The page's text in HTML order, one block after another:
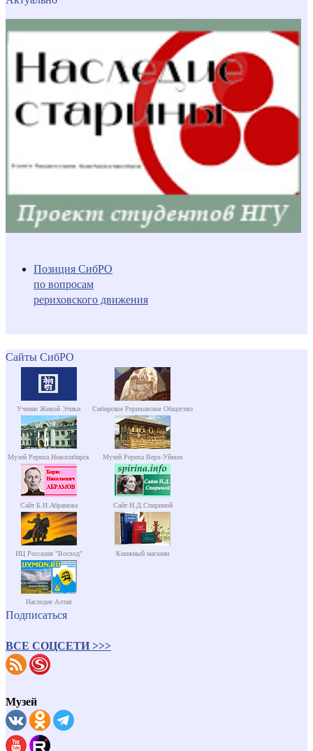
Позиция СибРО
по вопросам
рериховского движения
Сайты СибРО
Учение Живой Этики Сибирское Рериховское Общество
Музей Рериха Новосибирск Музей Рериха Верх-Уймон
Сайт Б.Н.Абрамова Сайт Н.Д.Спириной
ИЦ Россазия "Восход" Книжный магазин
Наследие Алтая
Подписаться
ВСЕ СОЦСЕТИ >>>
Музей